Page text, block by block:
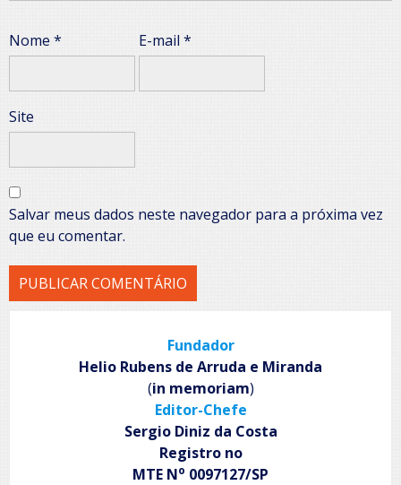
Nome * E-mail *
Site
Salvar meus dados neste navegador para a próxima vez
que eu comentar.
Fundador
Helio Rubens de Arruda e Miranda
(in memoriam)
Editor-Chefe
Sergio Diniz da Costa
Registro no
MTE No 0097127/SP